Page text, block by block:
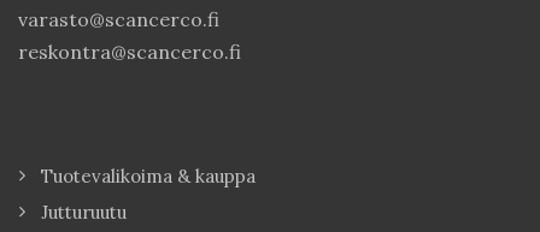
varasto@scancerco.fi
reskontra@scancerco.fi
Tuotevalikoima & kauppa
Jutturuutu